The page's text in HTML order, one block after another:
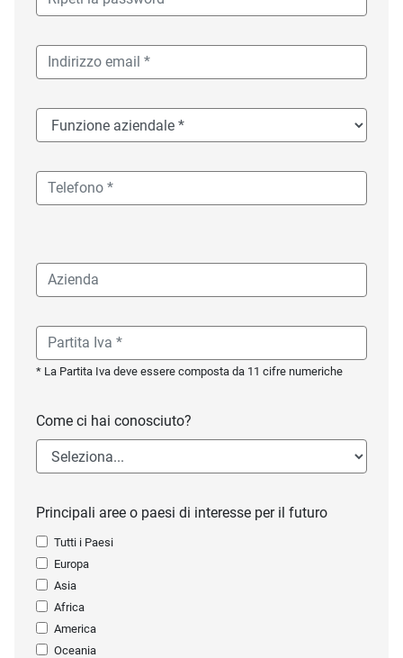
* La Partita Iva deve essere composta da 11 cifre numeriche
Come ci hai conosciuto?
Principali aree o paesi di interesse per il futuro
Tutti i Paesi
Europa
Asia
Africa
America
Oceania